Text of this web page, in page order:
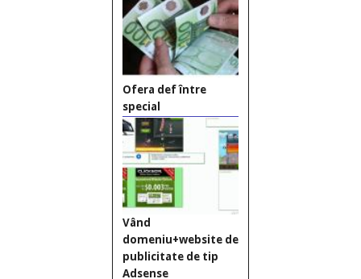
Ofera def între
special
Vând
domeniu+website de
publicitate de tip
Adsense